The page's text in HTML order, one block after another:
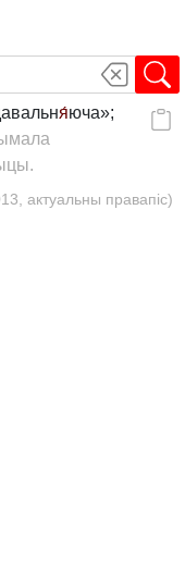
я́юча»;
актуальны правапіс)